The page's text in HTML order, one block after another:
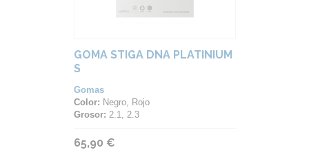
GOMA STIGA DNA PLATINIUM
S
Gomas
Color: Negro, Rojo
Grosor: 2.1, 2.3
65,90 €